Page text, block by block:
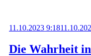
Die Wahrheit
11.10.2023 9:18